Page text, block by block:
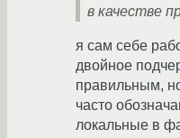
в качестве
я сам себе
двойное
правильным,
часто
локальные в